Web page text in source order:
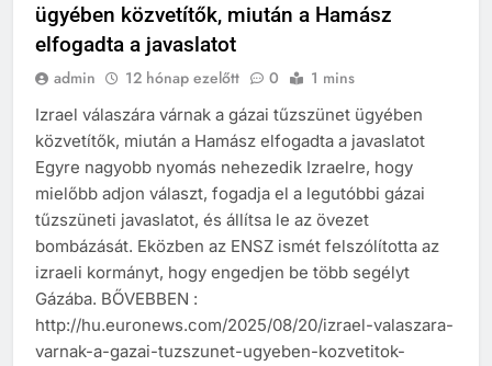
ügyében közvetítők, miután a Hamász
elfogadta a javaslatot
admin 12 hónap ezelőtt 0 1 mins
Izrael válaszára várnak a gázai tűzszünet ügyében
közvetítők, miután a Hamász elfogadta a javaslatot
Egyre nagyobb nyomás nehezedik Izraelre, hogy
mielőbb adjon választ, fogadja el a legutóbbi gázai
tűzszüneti javaslatot, és állítsa le az övezet
bombázását. Eközben az ENSZ ismét felszólította az
izraeli kormányt, hogy engedjen be több segélyt
Gázába. BŐVEBBEN :
http://hu.euronews.com/2025/08/20/izrael-valaszara-
varnak-a-gazai-tuzszunet-ugyeben-kozvetitok-